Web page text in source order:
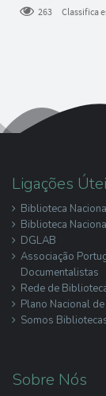
263 Classifica
Ligações
Biblioteca
Biblioteca
DGLAB
Associação
Documentalistas
Rede de
Plano Nacional
Somos
Sobre Nós